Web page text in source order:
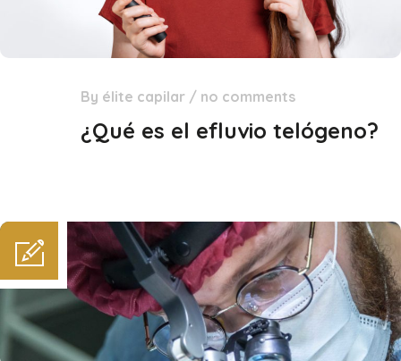
By élite capilar / no comments
¿Qué es el efluvio telógeno?